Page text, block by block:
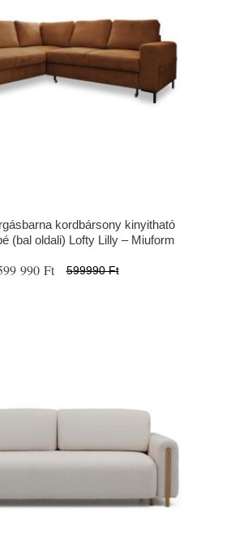
kordbársony kinyitható
(bal oldali) Lofty Lilly – Miuform
990 Ft 599990 Ft